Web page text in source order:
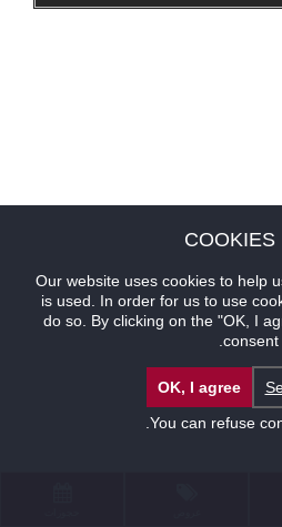
COOKIES
Our website uses cookies to help
is used. In order for us to use
do so. By clicking on the "OK, I
consent.
OK, I agree
You can refuse
.